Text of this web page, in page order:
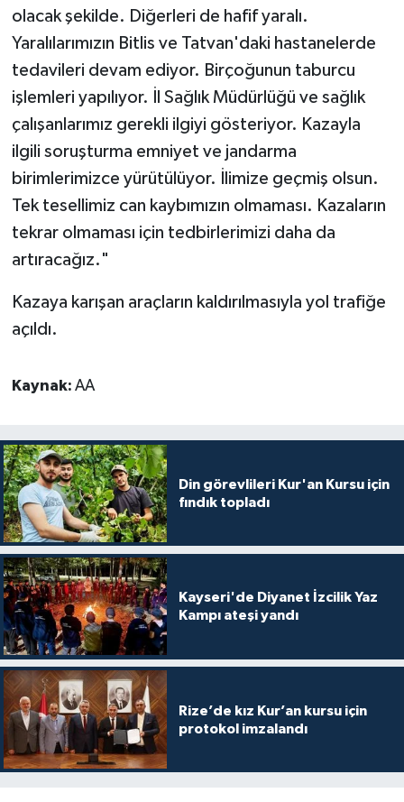
olacak şekilde. Diğerleri de hafif yaralı.
Yaralılarımızın Bitlis ve Tatvan'daki hastanelerde
tedavileri devam ediyor. Birçoğunun taburcu
işlemleri yapılıyor. İl Sağlık Müdürlüğü ve sağlık
çalışanlarımız gerekli ilgiyi gösteriyor. Kazayla
ilgili soruşturma emniyet ve jandarma
birimlerimizce yürütülüyor. İlimize geçmiş olsun.
Tek tesellimiz can kaybımızın olmaması. Kazaların
tekrar olmaması için tedbirlerimizi daha da
artıracağız."
Kazaya karışan araçların kaldırılmasıyla yol trafiğe
açıldı.
Kaynak: AA
Din görevlileri Kur'an Kursu için
fındık topladı
Kayseri'de Diyanet İzcilik Yaz
Kampı ateşi yandı
Rize’de kız Kur’an kursu için
protokol imzalandı
Gümüşhane Müftülüğü
Hatay Müftülüğü
Iğdır Müftülüğü
İstanbul Müftülüğü
Kahramanmaraş Müftülüğü
Karabük Müftülüğü
Kars Müftülüğü
Kastamonu Müftülüğü
Kayseri Müftülüğü
Kilis Müftülüğü
Kırıkkale Müftülüğü
Kırklareli Müftülüğü
Kırşehir Müftülüğü